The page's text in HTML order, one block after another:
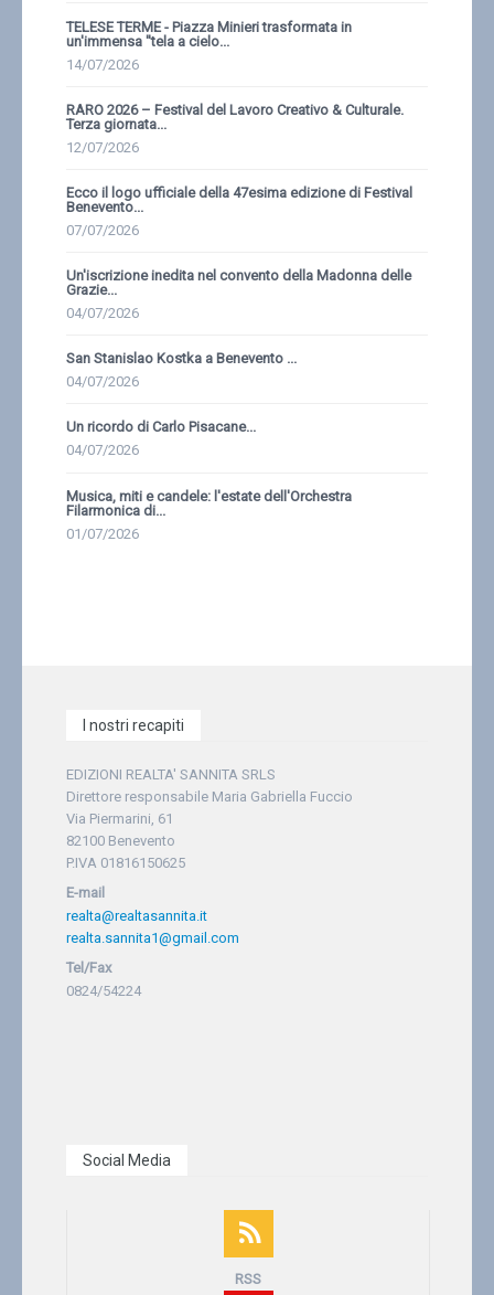
TELESE TERME - Piazza Minieri trasformata in
un'immensa ''tela a cielo...
14/07/2026
RARO 2026 – Festival del Lavoro Creativo & Culturale.
Terza giornata...
12/07/2026
Ecco il logo ufficiale della 47esima edizione di Festival
Benevento...
07/07/2026
Un'iscrizione inedita nel convento della Madonna delle
Grazie...
04/07/2026
San Stanislao Kostka a Benevento ...
04/07/2026
Un ricordo di Carlo Pisacane...
04/07/2026
Musica, miti e candele: l'estate dell'Orchestra
Filarmonica di...
01/07/2026
I nostri recapiti
EDIZIONI REALTA' SANNITA SRLS
Direttore responsabile Maria Gabriella Fuccio
Via Piermarini, 61
82100 Benevento
P.IVA 01816150625
E-mail
realta@realtasannita.it
realta.sannita1@gmail.com
Tel/Fax
0824/54224
Social Media
RSS